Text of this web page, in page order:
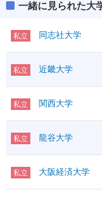
一緒に見られた大
私立 同志社大学
私立 近畿大学
私立 関西大学
私立 龍谷大学
私立 大阪経済大学